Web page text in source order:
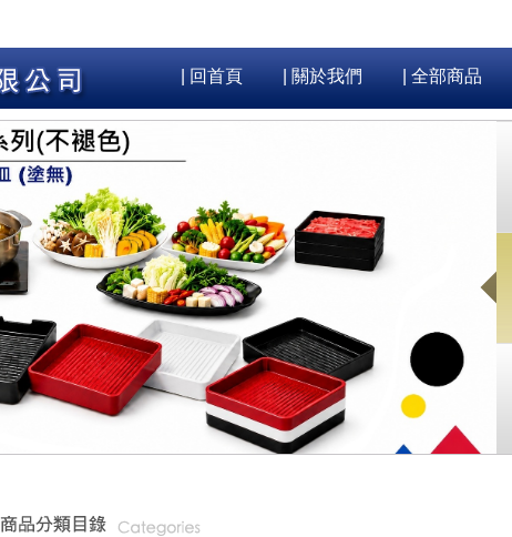
| 回首頁 | 關於我們 | 全部商品